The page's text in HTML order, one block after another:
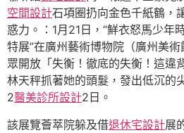
空間設計石項圈扔向金色千紙鶴，
惑力。：1月21日，“鮮衣怒馬少
特展”在廣州藝術博物院（廣州美
眾開放「失衡！徹底的失衡！這違
林天秤抓著她的頭髮，發出低沉的
2醫美診所設計2日。
該展覽薈萃院躲及借退休宅設計展